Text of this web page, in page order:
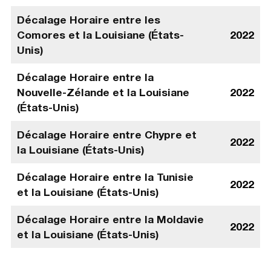
Décalage Horaire entre les
Comores et la Louisiane (États-
Unis)
2022
Décalage Horaire entre la
Nouvelle-Zélande et la Louisiane
(États-Unis)
2022
Décalage Horaire entre Chypre et
la Louisiane (États-Unis)
2022
Décalage Horaire entre la Tunisie
et la Louisiane (États-Unis)
2022
Décalage Horaire entre la Moldavie
et la Louisiane (États-Unis)
2022